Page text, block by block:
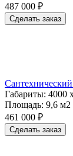
487 000 ₽
Сделать заказ
Габариты: 4000
Площадь: 9,6 м2
461 000 ₽
Сделать заказ